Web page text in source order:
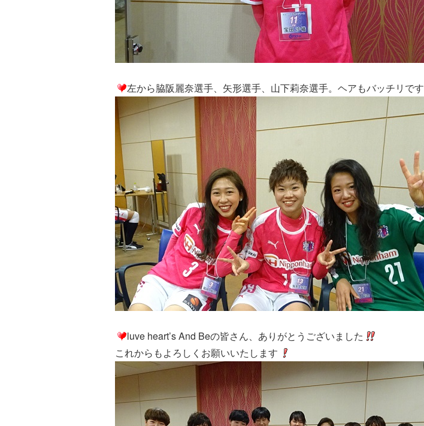
左から脇阪麗奈選手、矢形選手、山下莉奈選手。ヘアもバッチリです
luve heart’s And Beの皆さん、ありがとうございました
これからもよろしくお願いいたします